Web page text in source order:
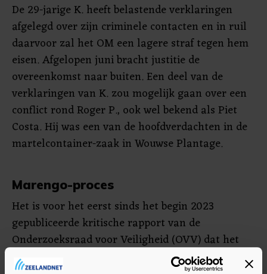
De 29-jarige K. heeft belastende verklaringen
afgelegd over zijn criminele contacten en in ruil
daarvoor zal het OM een lagere straf tegen hem
eisen. Afgelopen juni bracht justitie de
overeenkomst naar buiten. Een deel van de
verklaringen van K. zou mogelijk gaan over een
conflict rond Roger P., ook wel bekend als Piet
Costa. Hij was een van de hoofdverdachten in de
martelcontainer-zaak in Wouwse Plantage.
Marengo-proces
Het is voor het eerst sinds het begin 2023
gepubliceerde kritische rapport van de
Onderzoeksraad voor Veiligheid (OVV) dat het
OM weer gebruikmaakt van een kroongetuige. In